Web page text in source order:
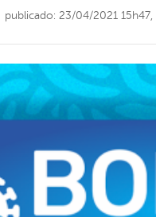
publicado: 23/04/2021 15h47,